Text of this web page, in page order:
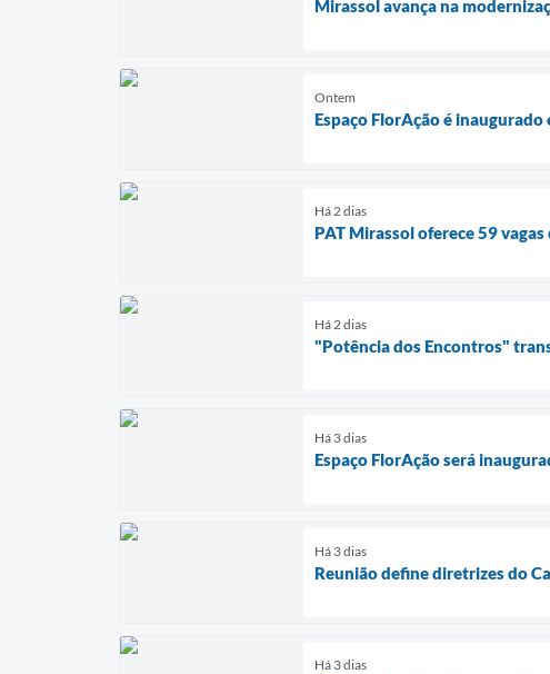
Mirassol avança na
Ontem
Espaço FlorAção é
Há 2 dias
PAT Mirassol oferece 59
Há 2 dias
"Potência dos Encontros"
Há 3 dias
Espaço FlorAção será
Há 3 dias
Reunião define diretrizes do
Há 3 dias